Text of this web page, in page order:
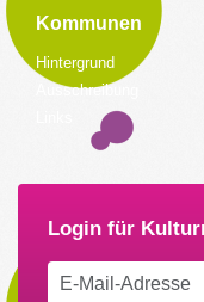
Kommunen
Hintergrund
Ausschreibung